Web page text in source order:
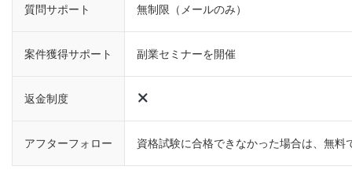
質問サポート 無制限（メールのみ）
案件獲得サポート 副業セミナーを開催
返金制度
アフターフォロー 資格試験に合格できなかった場合は、無料